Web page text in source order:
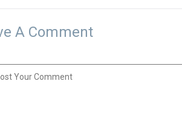
A Comment